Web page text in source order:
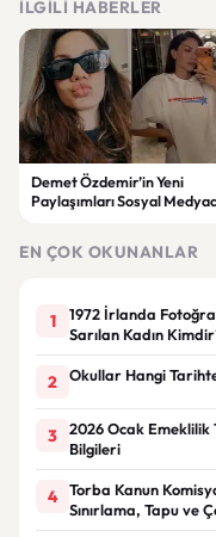
İLGILI HABERLER
Demet Özdemir’in Yeni
Paylaşımları Sosyal
EN ÇOK OKUNANLAR
1
1972 İrlanda
Sarılan Kadın
2 Okullar Hangi
3
2026 Ocak Emeklilik
Bilgileri
4
Torba Kanun
Sınırlama, Tapu ve